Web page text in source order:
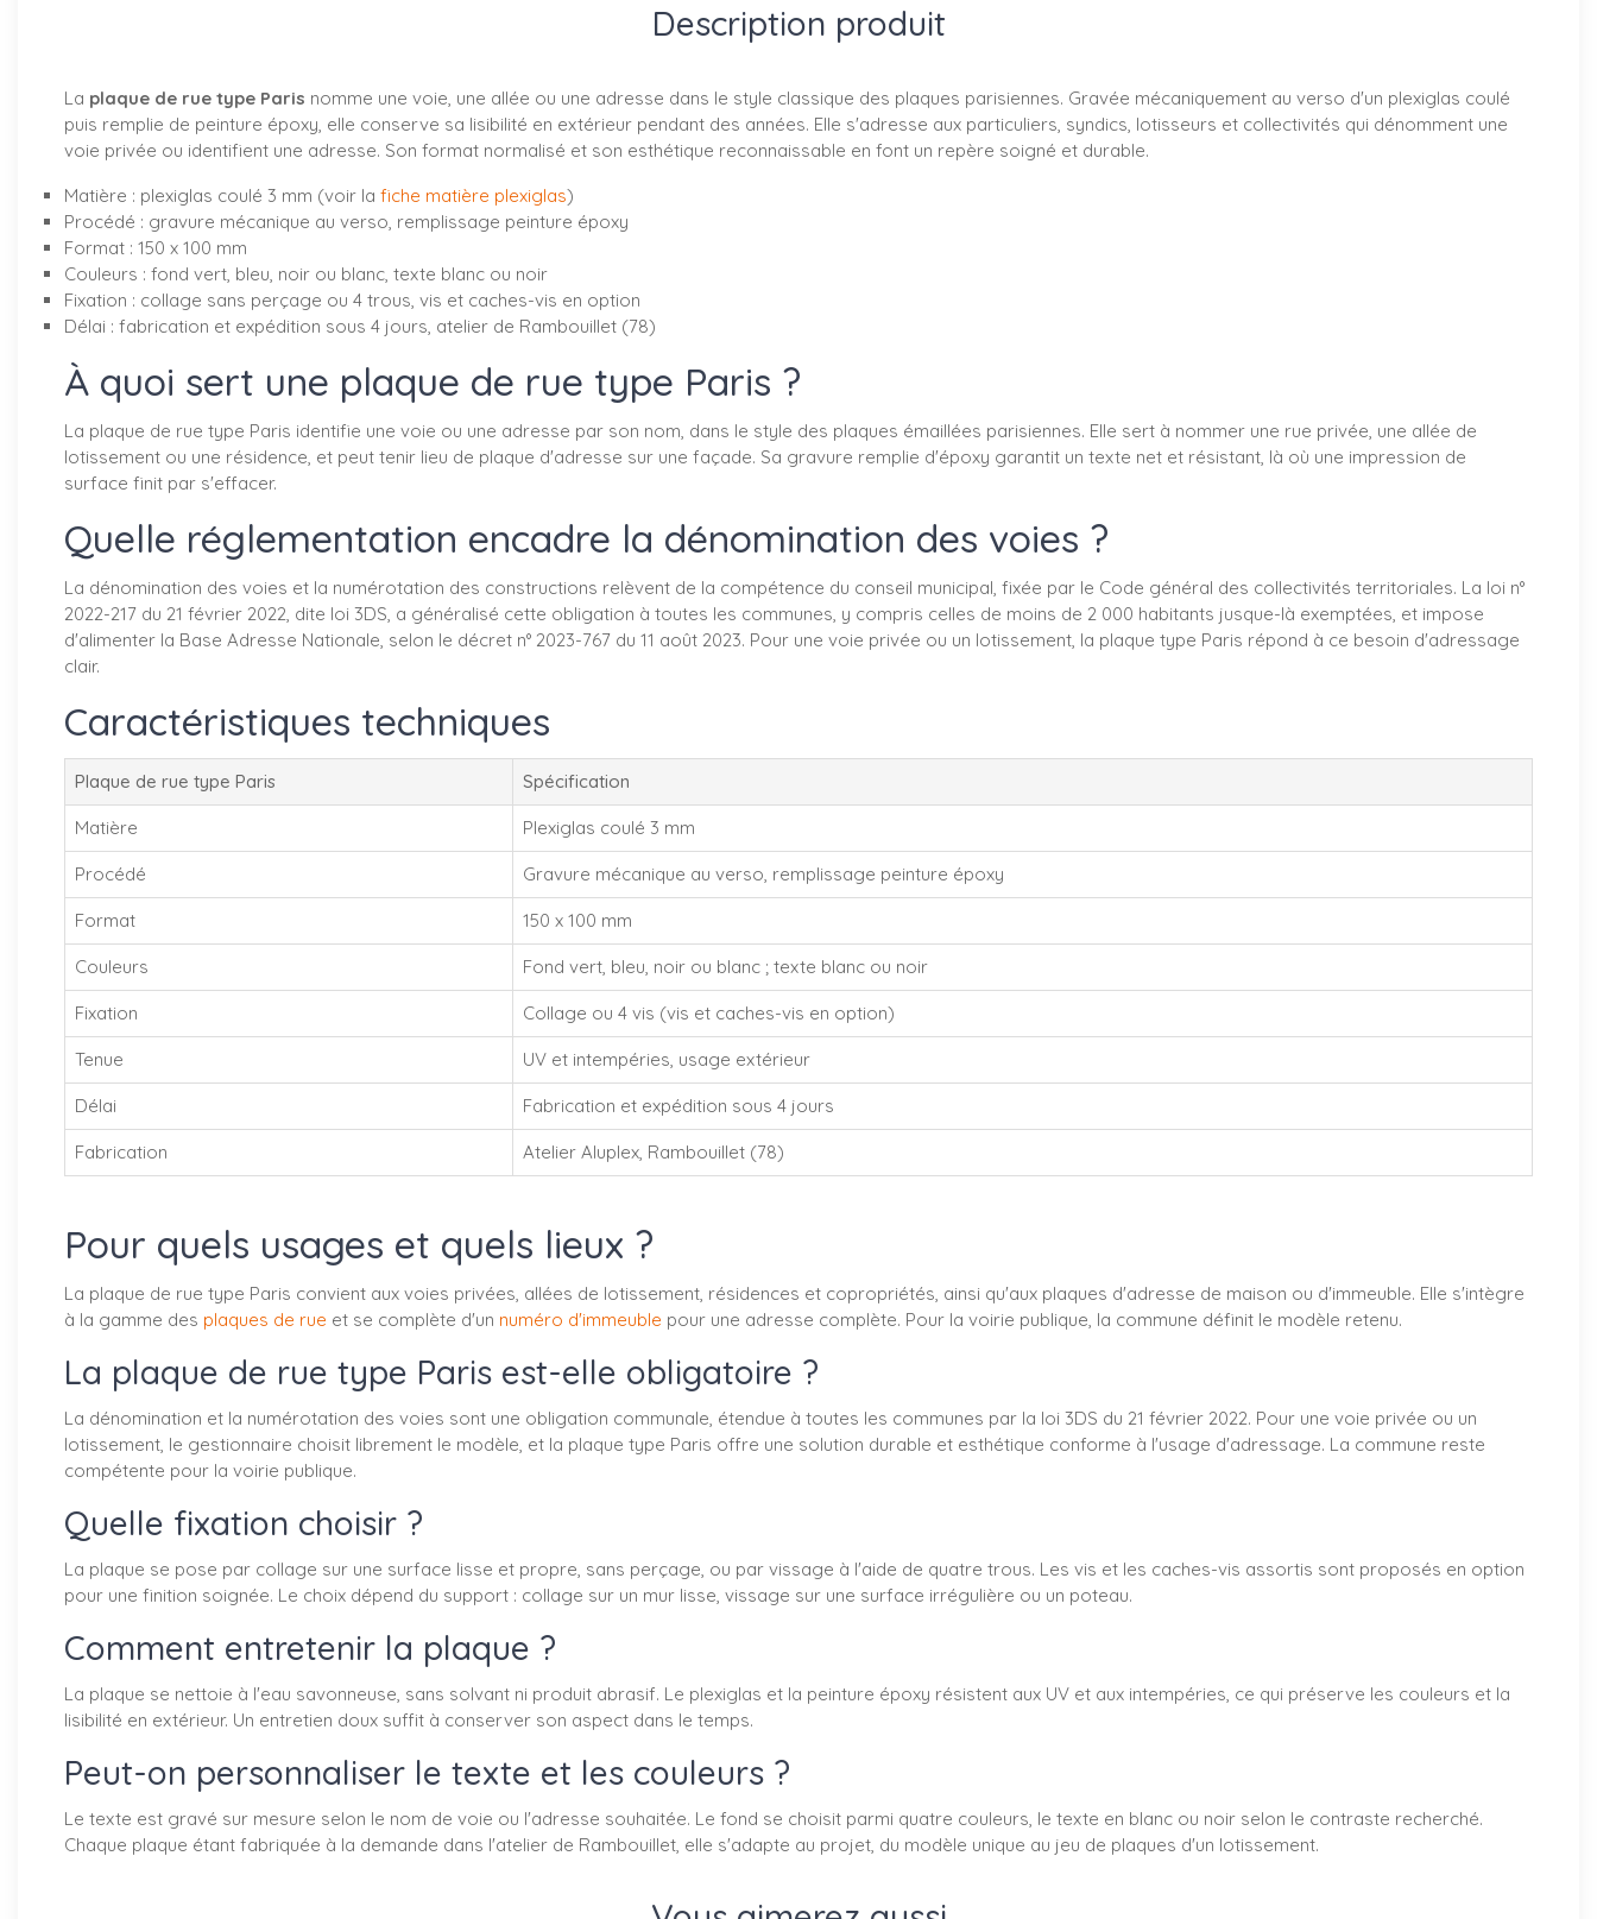
Description produit
La plaque de rue type Paris nomme une voie, une allée ou une adresse dans le style classique des plaques parisiennes. Gravée mécaniquement au verso d'un plexiglas coulé
puis remplie de peinture époxy, elle conserve sa lisibilité en extérieur pendant des années. Elle s'adresse aux particuliers, syndics, lotisseurs et collectivités qui dénomment une
voie privée ou identifient une adresse. Son format normalisé et son esthétique reconnaissable en font un repère soigné et durable.
Matière : plexiglas coulé 3 mm (voir la fiche matière plexiglas)
Procédé : gravure mécanique au verso, remplissage peinture époxy
Format : 150 x 100 mm
Couleurs : fond vert, bleu, noir ou blanc, texte blanc ou noir
Fixation : collage sans perçage ou 4 trous, vis et caches-vis en option
Délai : fabrication et expédition sous 4 jours, atelier de Rambouillet (78)
À quoi sert une plaque de rue type Paris ?
La plaque de rue type Paris identifie une voie ou une adresse par son nom, dans le style des plaques émaillées parisiennes. Elle sert à nommer une rue privée, une allée de
lotissement ou une résidence, et peut tenir lieu de plaque d'adresse sur une façade. Sa gravure remplie d'époxy garantit un texte net et résistant, là où une impression de
surface finit par s'effacer.
Quelle réglementation encadre la dénomination des voies ?
La dénomination des voies et la numérotation des constructions relèvent de la compétence du conseil municipal, fixée par le Code général des collectivités territoriales. La loi n°
2022-217 du 21 février 2022, dite loi 3DS, a généralisé cette obligation à toutes les communes, y compris celles de moins de 2 000 habitants jusque-là exemptées, et impose
d'alimenter la Base Adresse Nationale, selon le décret n° 2023-767 du 11 août 2023. Pour une voie privée ou un lotissement, la plaque type Paris répond à ce besoin d'adressage
clair.
Caractéristiques techniques
Plaque de rue type Paris Spécification
Matière Plexiglas coulé 3 mm
Procédé Gravure mécanique au verso, remplissage peinture époxy
Format 150 x 100 mm
Couleurs Fond vert, bleu, noir ou blanc ; texte blanc ou noir
Fixation Collage ou 4 vis (vis et caches-vis en option)
Tenue UV et intempéries, usage extérieur
Délai Fabrication et expédition sous 4 jours
Fabrication Atelier Aluplex, Rambouillet (78)
Pour quels usages et quels lieux ?
La plaque de rue type Paris convient aux voies privées, allées de lotissement, résidences et copropriétés, ainsi qu'aux plaques d'adresse de maison ou d'immeuble. Elle s'intègre
à la gamme des plaques de rue et se complète d'un numéro d'immeuble pour une adresse complète. Pour la voirie publique, la commune définit le modèle retenu.
La plaque de rue type Paris est-elle obligatoire ?
La dénomination et la numérotation des voies sont une obligation communale, étendue à toutes les communes par la loi 3DS du 21 février 2022. Pour une voie privée ou un
lotissement, le gestionnaire choisit librement le modèle, et la plaque type Paris offre une solution durable et esthétique conforme à l'usage d'adressage. La commune reste
compétente pour la voirie publique.
Quelle fixation choisir ?
La plaque se pose par collage sur une surface lisse et propre, sans perçage, ou par vissage à l'aide de quatre trous. Les vis et les caches-vis assortis sont proposés en option
pour une finition soignée. Le choix dépend du support : collage sur un mur lisse, vissage sur une surface irrégulière ou un poteau.
Comment entretenir la plaque ?
La plaque se nettoie à l'eau savonneuse, sans solvant ni produit abrasif. Le plexiglas et la peinture époxy résistent aux UV et aux intempéries, ce qui préserve les couleurs et la
lisibilité en extérieur. Un entretien doux suffit à conserver son aspect dans le temps.
Peut-on personnaliser le texte et les couleurs ?
Le texte est gravé sur mesure selon le nom de voie ou l'adresse souhaitée. Le fond se choisit parmi quatre couleurs, le texte en blanc ou noir selon le contraste recherché.
Chaque plaque étant fabriquée à la demande dans l'atelier de Rambouillet, elle s'adapte au projet, du modèle unique au jeu de plaques d'un lotissement.